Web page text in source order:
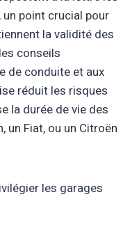
point crucial pour
la validité des
conseils
de conduite et aux
réduit les risques
la durée de vie des
un Fiat, ou un Citroën
les garages